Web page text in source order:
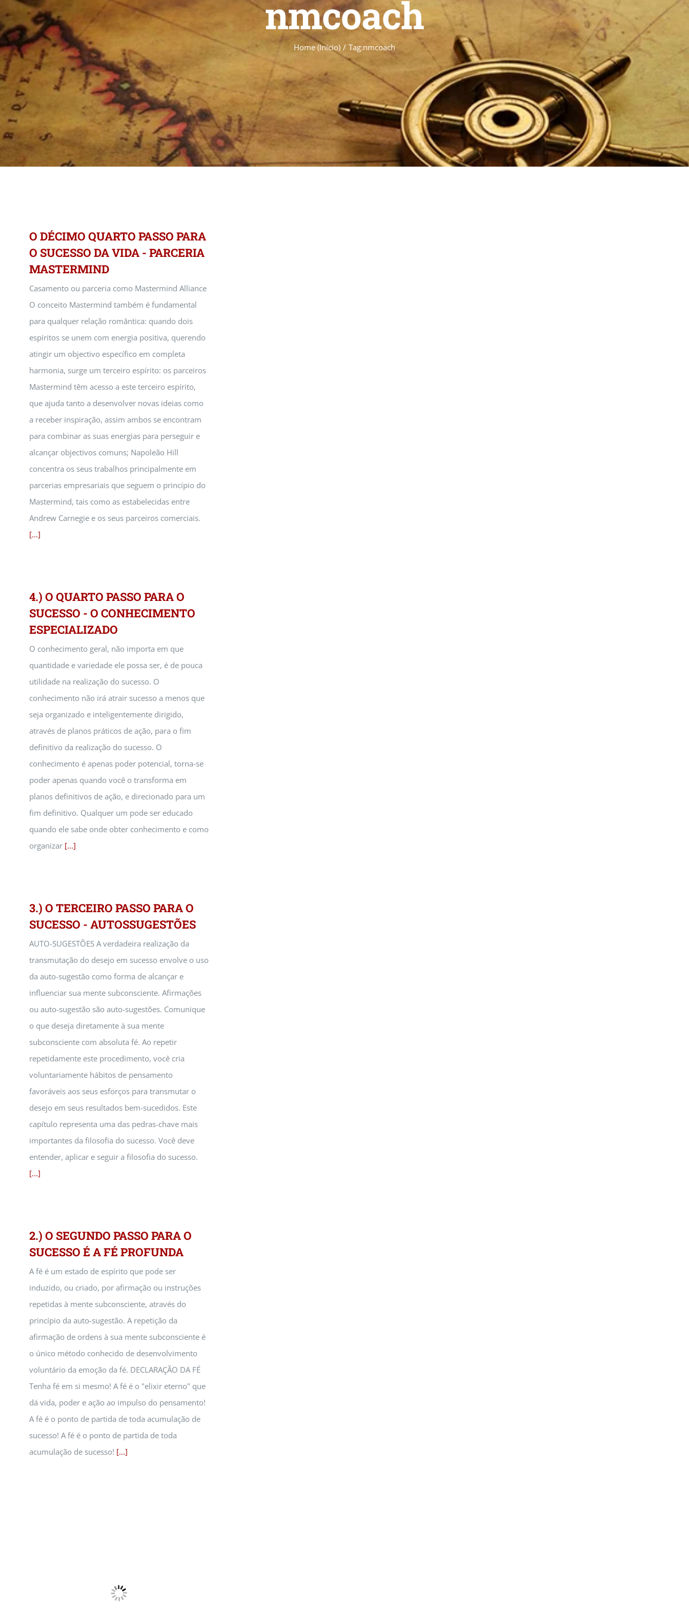
nmcoach
Home (Início) Tag:nmcoach
O DÉCIMO QUARTO PASSO PARA
O SUCESSO DA VIDA - PARCERIA
MASTERMIND
Casamento ou parceria como Mastermind Alliance
O conceito Mastermind também é fundamental
para qualquer relação romântica: quando dois
espíritos se unem com energia positiva, querendo
atingir um objectivo específico em completa
harmonia, surge um terceiro espírito: os parceiros
Mastermind têm acesso a este terceiro espírito,
que ajuda tanto a desenvolver novas ideias como
a receber inspiração, assim ambos se encontram
para combinar as suas energias para perseguir e
alcançar objectivos comuns; Napoleão Hill
concentra os seus trabalhos principalmente em
parcerias empresariais que seguem o princípio do
Mastermind, tais como as estabelecidas entre
Andrew Carnegie e os seus parceiros comerciais.
[...]
4.) O QUARTO PASSO PARA O
SUCESSO - O CONHECIMENTO
ESPECIALIZADO
O conhecimento geral, não importa em que
quantidade e variedade ele possa ser, é de pouca
utilidade na realização do sucesso. O
conhecimento não irá atrair sucesso a menos que
seja organizado e inteligentemente dirigido,
através de planos práticos de ação, para o fim
definitivo da realização do sucesso. O
conhecimento é apenas poder potencial, torna-se
poder apenas quando você o transforma em
planos definitivos de ação, e direcionado para um
fim definitivo. Qualquer um pode ser educado
quando ele sabe onde obter conhecimento e como
organizar [...]
3.) O TERCEIRO PASSO PARA O
SUCESSO - AUTOSSUGESTÕES
AUTO-SUGESTÕES A verdadeira realização da
transmutação do desejo em sucesso envolve o uso
da auto-sugestão como forma de alcançar e
influenciar sua mente subconsciente. Afirmações
ou auto-sugestão são auto-sugestões. Comunique
o que deseja diretamente à sua mente
subconsciente com absoluta fé. Ao repetir
repetidamente este procedimento, você cria
voluntariamente hábitos de pensamento
favoráveis aos seus esforços para transmutar o
desejo em seus resultados bem-sucedidos. Este
capítulo representa uma das pedras-chave mais
importantes da filosofia do sucesso. Você deve
entender, aplicar e seguir a filosofia do sucesso.
[...]
2.) O SEGUNDO PASSO PARA O
SUCESSO É A FÉ PROFUNDA
A fé é um estado de espírito que pode ser
induzido, ou criado, por afirmação ou instruções
repetidas à mente subconsciente, através do
princípio da auto-sugestão. A repetição da
afirmação de ordens à sua mente subconsciente é
o único método conhecido de desenvolvimento
voluntário da emoção da fé. DECLARAÇÃO DA FÉ
Tenha fé em si mesmo! A fé é o "elixir eterno" que
dá vida, poder e ação ao impulso do pensamento!
A fé é o ponto de partida de toda acumulação de
sucesso! A fé é o ponto de partida de toda
acumulação de sucesso! [...]